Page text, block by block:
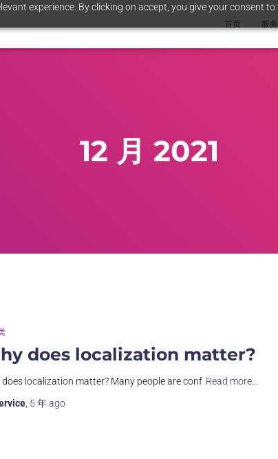
experience. By clicking on accept, you give your consent
首页 服务
12 月 2021
does localization matter?
does localization matter? Many people are conf Read more…
5 年ago